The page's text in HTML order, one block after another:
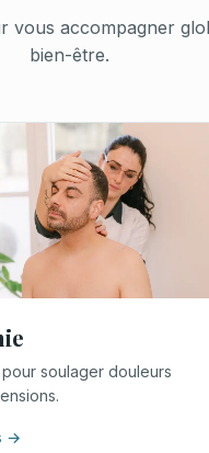
vous accompagner
bien-être.
pour soulager douleurs
→